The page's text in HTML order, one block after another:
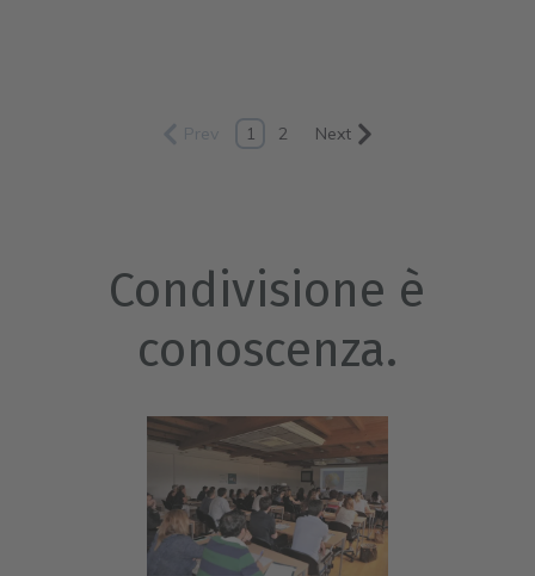
Prev 1 2 Next
Condivisione è
conoscenza.